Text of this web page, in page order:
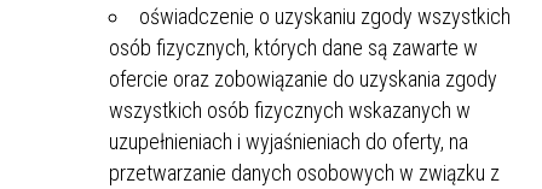
oświadczenie o uzyskaniu zgody wszystkich
osób fizycznych, których dane są zawarte w
ofercie oraz zobowiązanie do uzyskania zgody
wszystkich osób fizycznych wskazanych w
uzupełnieniach i wyjaśnieniach do oferty, na
przetwarzanie danych osobowych w związku z